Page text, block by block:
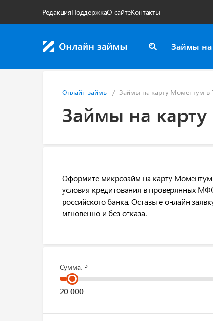
РедакцияПоддержкаО сайтеКонтакты
Займы на
Онлайн займы Займы на карту Моментум в
Займы на
Оформите микрозайм на карту Моментум
условия кредитования в проверянных
российского банка. Оставьте онлайн
мгновенно и без отказа.
Сумма, Р